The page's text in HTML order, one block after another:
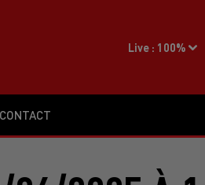
CONTACT
Live : 100%